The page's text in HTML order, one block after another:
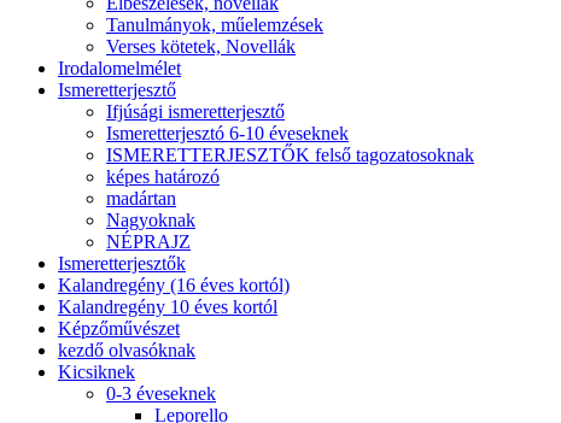
Tanulmányok, műelemzések
Verses kötetek, Novellák
Irodalomelmélet
Ismeretterjesztő
Ifjúsági ismeretterjesztő
Ismeretterjesztó 6-10 éveseknek
ISMERETTERJESZTŐK felső tagozatosoknak
képes határozó
madártan
Nagyoknak
NÉPRAJZ
Ismeretterjesztők
Kalandregény (16 éves kortól)
Kalandregény 10 éves kortól
Képzőművészet
kezdő olvasóknak
Kicsiknek
0-3 éveseknek
Leporello